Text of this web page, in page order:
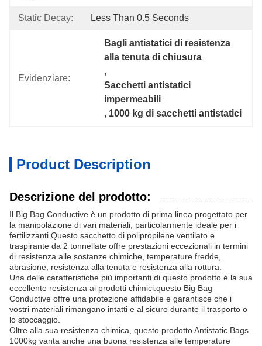
Static Decay: Less Than 0.5 Seconds
Evidenziare:
Bagli antistatici di resistenza
alla tenuta di chiusura
,
Sacchetti antistatici
impermeabili
, 1000 kg di sacchetti antistatici
Product Description
Descrizione del prodotto:
Il Big Bag Conductive è un prodotto di prima linea progettato per
la manipolazione di vari materiali, particolarmente ideale per i
fertilizzanti.Questo sacchetto di polipropilene ventilato e
traspirante da 2 tonnellate offre prestazioni eccezionali in termini
di resistenza alle sostanze chimiche, temperature fredde,
abrasione, resistenza alla tenuta e resistenza alla rottura.
Una delle caratteristiche più importanti di questo prodotto è la sua
eccellente resistenza ai prodotti chimici.questo Big Bag
Conductive offre una protezione affidabile e garantisce che i
vostri materiali rimangano intatti e al sicuro durante il trasporto o
lo stoccaggio.
Oltre alla sua resistenza chimica, questo prodotto Antistatic Bags
1000kg vanta anche una buona resistenza alle temperature